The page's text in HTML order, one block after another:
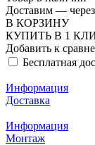
Доставим —
В КОРЗИНУ
КУПИТЬ В 1
Добавить к
Бесплатная
Информация
Доставка
Информация
Монтаж